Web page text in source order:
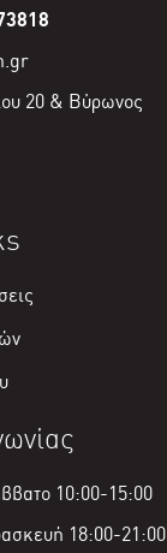
20 & Βύρωνος
10:00-15:00
18:00-21:00